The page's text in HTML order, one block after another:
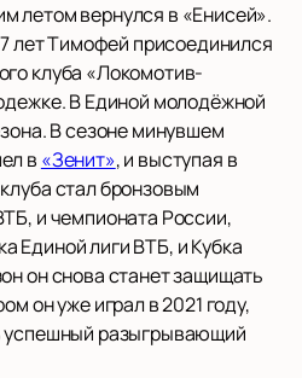
летом вернулся в «Енисей».
лет Тимофей присоединился
клуба «Локомотив-
В Единой молодёжной
В сезоне минувшем
в «Зенит», и выступая в
стал бронзовым
и чемпионата России,
Единой лиги ВТБ, и Кубка
он снова станет защищать
он уже играл в 2021 году,
успешный разыгрывающий